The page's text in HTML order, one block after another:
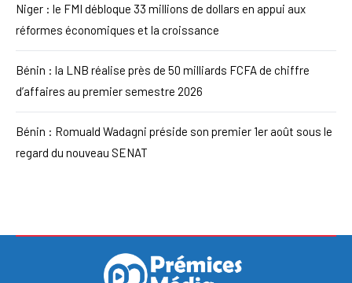
Niger : le FMI débloque 33 millions de dollars en appui aux
réformes économiques et la croissance
Bénin : la LNB réalise près de 50 milliards FCFA de chiffre
d’affaires au premier semestre 2026
Bénin : Romuald Wadagni préside son premier 1er août sous le
regard du nouveau SENAT